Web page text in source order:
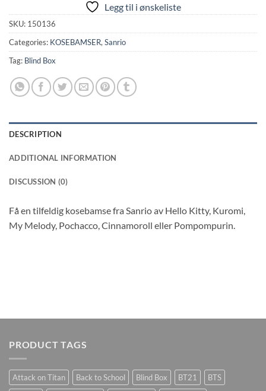
Legg til i ønskeliste
SKU: 150136
Categories: KOSEBAMSER, Sanrio
Tag: Blind Box
DESCRIPTION
ADDITIONAL INFORMATION
DISCUSSION (0)
Få en tilfeldig kosebamse fra Sanrio av Hello Kitty, Kuromi,
My Melody, Pochacco, Cinnamoroll eller Pompompurin.
PRODUCT TAGS
Attack on Titan Back to School Blind Box BT21
BTS